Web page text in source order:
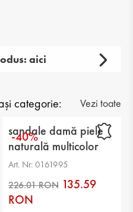
aici
categorie: Vezi toate
-40%
sandale damă piele
naturală multicolor
Art. Nr: 0161995
135.59
RON